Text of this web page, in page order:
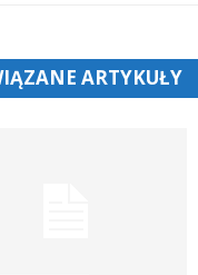
ARTYKUŁY